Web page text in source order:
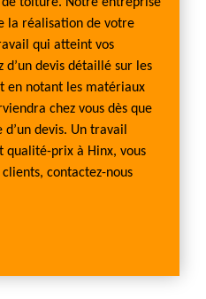
la réalisation de votre
qui atteint vos
d’un devis détaillé sur les
en notant les matériaux
chez vous dès que
devis. Un travail
prix à Hinx, vous
contactez-nous